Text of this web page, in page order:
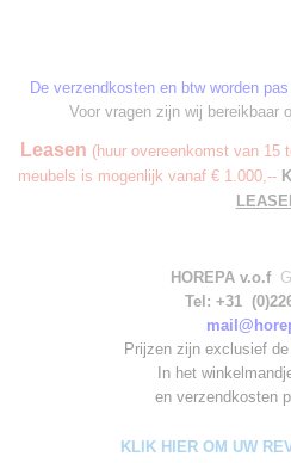
De verzendkosten en btw worden
Voor vragen zijn wij bereikbaar
Leasen (huur overeenkomst van 15
meubels is mogenlijk vanaf € 1.000,--
HOREPA v.o.f
Tel: +31
Prijzen zijn exclusief
In het
en verzendkosten
KLIK HIER OM UW